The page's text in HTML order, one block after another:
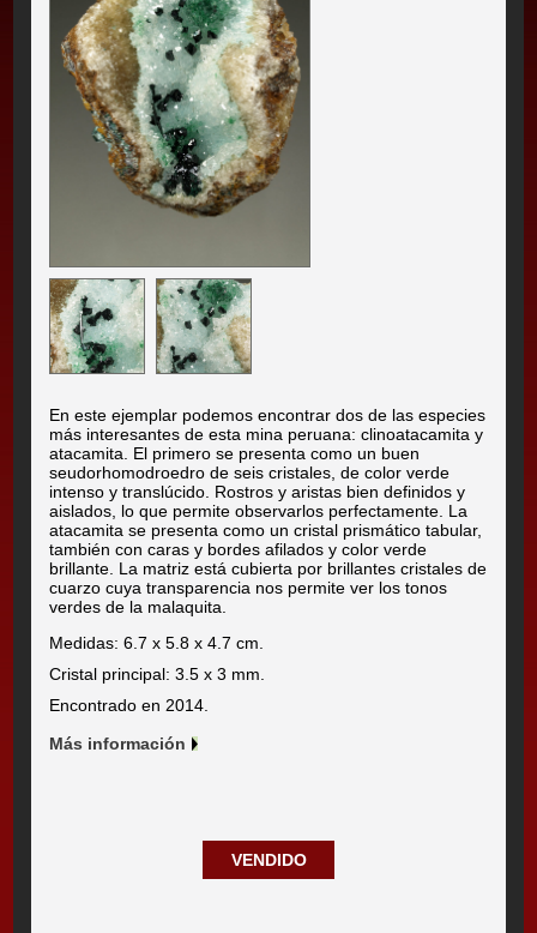
En este ejemplar podemos encontrar dos de las especies
más interesantes de esta mina peruana: clinoatacamita y
atacamita. El primero se presenta como un buen
seudorhomodroedro de seis cristales, de color verde
intenso y translúcido. Rostros y aristas bien definidos y
aislados, lo que permite observarlos perfectamente. La
atacamita se presenta como un cristal prismático tabular,
también con caras y bordes afilados y color verde
brillante. La matriz está cubierta por brillantes cristales de
cuarzo cuya transparencia nos permite ver los tonos
verdes de la malaquita.
Medidas: 6.7 x 5.8 x 4.7 cm.
Cristal principal: 3.5 x 3 mm.
Encontrado en 2014.
Más información
VENDIDO